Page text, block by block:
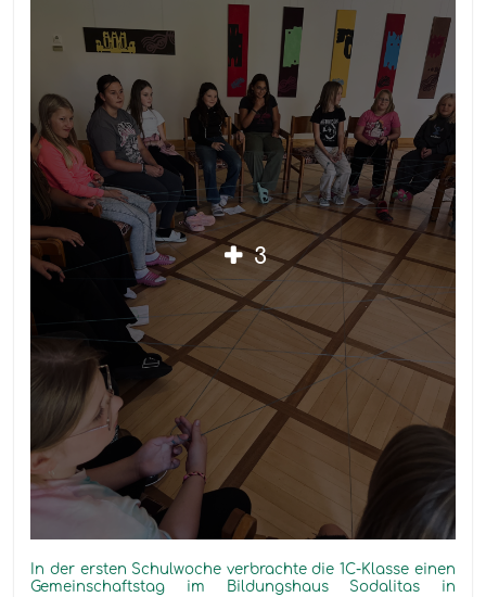
3
In der ersten Schulwoche verbrachte die 1C-Klasse einen
Gemeinschaftstag im Bildungshaus Sodalitas in